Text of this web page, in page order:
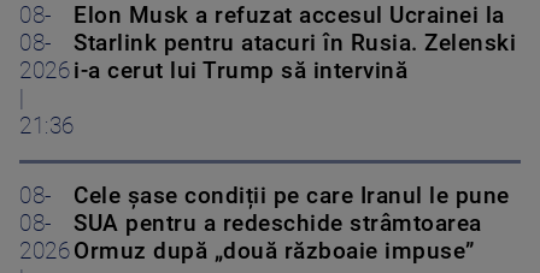
08-
08-
2026
|
21:36
Elon Musk a refuzat accesul Ucrainei la
Starlink pentru atacuri în Rusia. Zelenski
i-a cerut lui Trump să intervină
08-
08-
2026
Cele șase condiții pe care Iranul le pune
SUA pentru a redeschide strâmtoarea
Ormuz după „două războaie impuse”